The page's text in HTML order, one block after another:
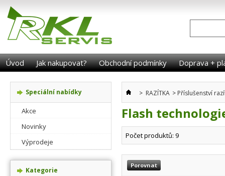
Úvod Jak nakupovat? Obchodní podmínky Doprava +
Speciální nabídky
Akce
Novinky
Výprodeje
Kategorie
> RAZÍTKA > Příslušenství
Flash
Počet produktů: 9